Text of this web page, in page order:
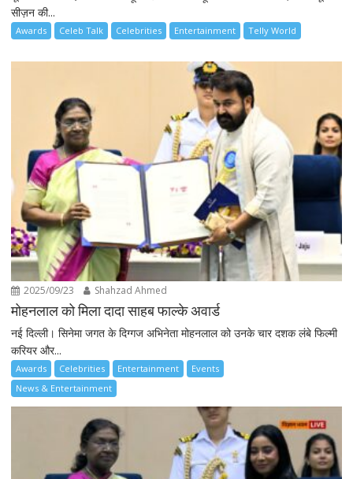
सीज़न की...
Awards Celeb Talk Celebrities Entertainment Telly World
2025/09/23 Shahzad Ahmed
मोहनलाल को मिला दादा साहब फाल्के अवार्ड
नई दिल्ली। सिनेमा जगत के दिग्गज अभिनेता मोहनलाल को उनके चार दशक लंबे फिल्मी
करियर और...
Awards Celebrities Entertainment
Events
News & Entertainment